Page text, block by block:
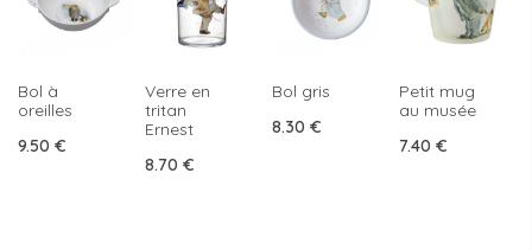
Bol à
oreilles
9.50 €
Verre en
tritan
Ernest
8.70 €
Bol gris
8.30 €
Petit mug
au musée
7.40 €